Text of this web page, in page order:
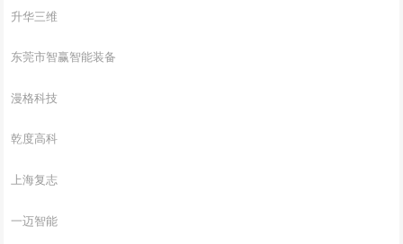
升华三维
东莞市智赢智能装备
漫格科技
乾度高科
上海复志
一迈智能